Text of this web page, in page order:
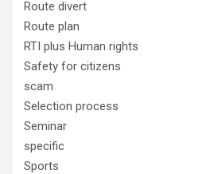
Route divert
Route plan
RTI plus Human rights
Safety for citizens
scam
Selection process
Seminar
specific
Sports